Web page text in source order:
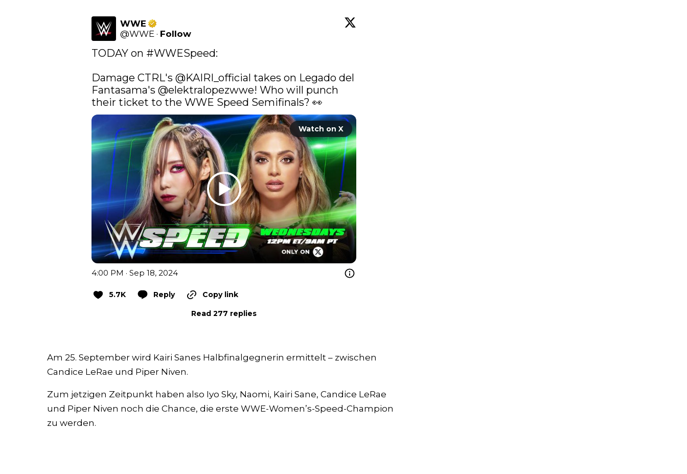
WWE
@WWE · Follow
TODAY on #WWESpeed:
Damage CTRL's @KAIRI_official takes on Legado del
Fantasama's @elektralopezwwe! Who will punch
their ticket to the WWE Speed Semifinals? 👀
Watch on X
4:00 PM · Sep 18, 2024
5.7K Reply Copy link
Read 277 replies
Am 25. September wird Kairi Sanes Halbfinalgegnerin ermittelt – zwischen
Candice LeRae und Piper Niven.
Zum jetzigen Zeitpunkt haben also Iyo Sky, Naomi, Kairi Sane, Candice LeRae
und Piper Niven noch die Chance, die erste WWE-Women’s-Speed-Champion
zu werden.